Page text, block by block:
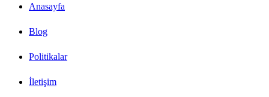
Anasayfa
Blog
Politikalar
İletişim